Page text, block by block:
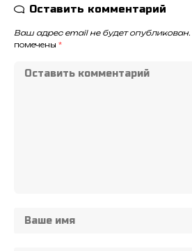
Оставить комментарий
Ваш адрес email не будет опубликован.
помечены *